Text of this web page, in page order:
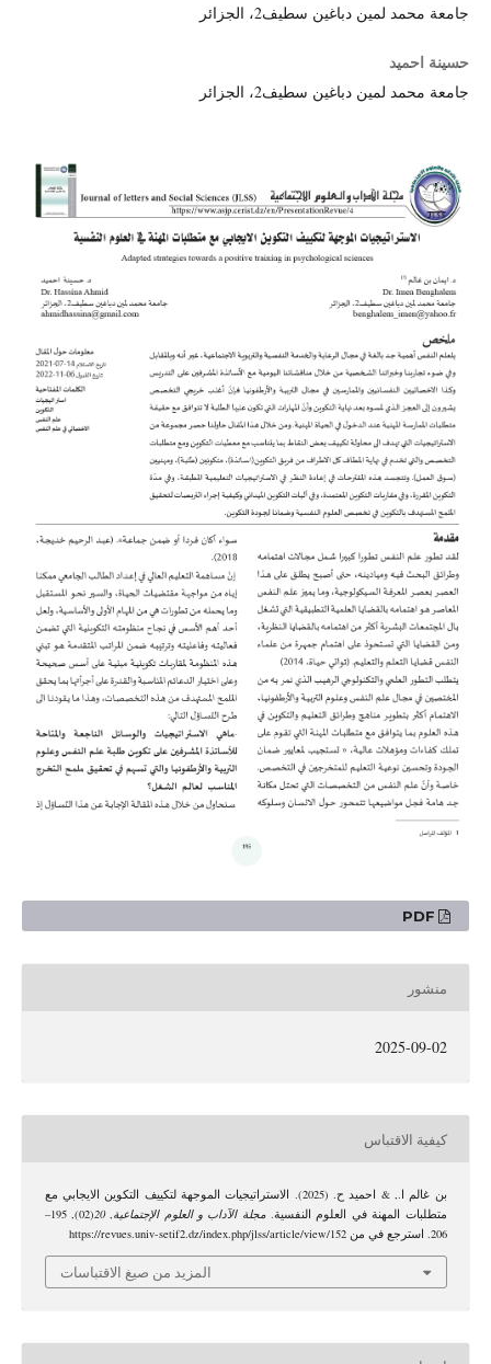
جامعة محمد لمين دباغين سطيف2، الجزائر
حسينة احميد
جامعة محمد لمين دباغين سطيف2، الجزائر
منشور
2025-09-02
كيفية الاقتباس
بن غالم ا., & احميد ح. (2025). الاستراتيجيات الموجهة لتكييف التكوين الايجابي مع
متطلبات المهنة في العلوم النفسية.مجلة الآداب و العلوم الإجتماعية,
20
(02), 195–
206. استرجع في من https://revues.univ-setif2.dz/index.php/jlss/article/view/152
المزيد من صيغ الاقتباسات